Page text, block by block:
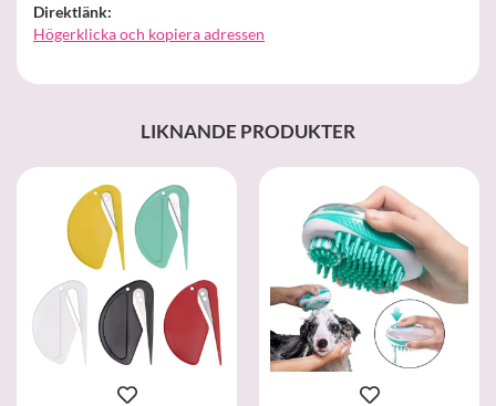
Direktlänk:
Högerklicka och kopiera adressen
LIKNANDE PRODUKTER